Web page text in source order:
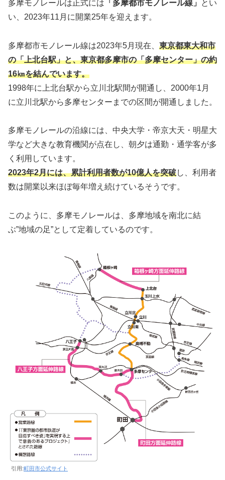
多摩モノレールは正式には 「多摩都市モノレール線」
とい
い、2023年11月に開業25年を迎えます。
多摩都市モノレール線は2023年5月現在、 東京都東大和市
の「上北台駅」と、東京都多摩市の「多摩センター」の約
16㎞を結んでいます。
1998年に上北台駅から立川北駅間が開通し、2000年1月
に立川北駅から多摩センターまでの区間が開通しました。
多摩モノレールの沿線には、中央大学・帝京大天・明星大
学など大きな教育機関が点在し、朝夕は通勤・通学客が多
く利用しています。
2023年2月には、累計利用者数が10億人を突破し、利用者
数は開業以来ほぼ毎年増え続けているそうです。
このように、多摩モノレールは、多摩地域を南北に結
ぶ”地域の足”として定着しているのです。
引用:町田市公式サイト